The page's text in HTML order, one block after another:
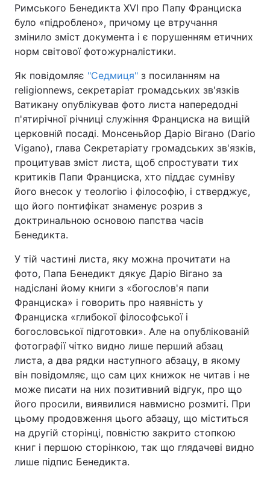
Римського Бенедикта XVI про Папу Франциска
було «підроблено», причому це втручання
змінило зміст документа і є порушенням етичних
норм світової фотожурналістики.
Як повідомляє "Седмиця" з посиланням на
religionnews, секретаріат громадських зв'язків
Ватикану опублікував фото листа напередодні
п'ятирічної річниці служіння Франциска на вищій
церковній посаді. Монсеньйор Даріо Вігано (Dario
Vigano), глава Секретаріату громадських зв'язків,
процитував зміст листа, щоб спростувати тих
критиків Папи Франциска, хто піддає сумніву
його внесок у теологію і філософію, і стверджує,
що його понтифікат знаменує розрив з
доктринальною основою папства часів
Бенедикта.
У тій частині листа, яку можна прочитати на
фото, Папа Бенедикт дякує Даріо Вігано за
надіслані йому книги з «богослов'я папи
Франциска» і говорить про наявність у
Франциска «глибокої філософської і
богословської підготовки». Але на опублікованій
фотографії чітко видно лише перший абзац
листа, а два рядки наступного абзацу, в якому
він повідомляє, що сам цих книжок не читав і не
може писати на них позитивний відгук, про що
його просили, виявилися навмисно розмиті. При
цьому продовження цього абзацу, що міститься
на другій сторінці, повністю закрито стопкою
книг і першою сторінкою, так що глядачеві видно
лише підпис Бенедикта.